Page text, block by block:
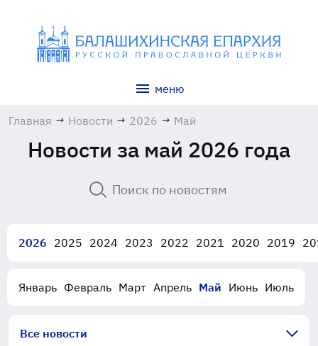
меню
Главная → Новости → 2026 → Май
Новости за май 2026 года
2026 2025 2024 2023 2022 2021 2020 2019
Январь Февраль Март Апрель Май Июнь Июль
Все новости